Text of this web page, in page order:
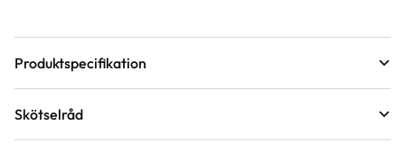
Produktspecifikation
Krukstorlek
Skötselråd